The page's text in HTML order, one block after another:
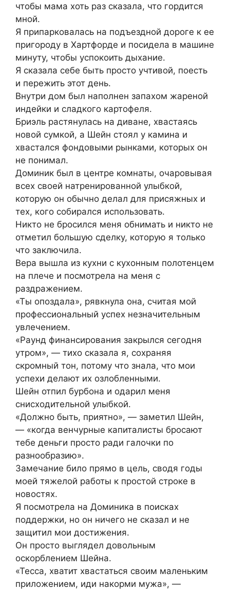
чтобы мама хоть раз сказала, что гордится
мной.
Я припарковалась на подъездной дороге к ее
пригороду в Хартфорде и посидела в машине
минуту, чтобы успокоить дыхание.
Я сказала себе быть просто учтивой, поесть
и пережить этот день.
Внутри дом был наполнен запахом жареной
индейки и сладкого картофеля.
Бриэль растянулась на диване, хвастаясь
новой сумкой, а Шейн стоял у камина и
хвастался фондовыми рынками, которых он
не понимал.
Доминик был в центре комнаты, очаровывая
всех своей натренированной улыбкой,
которую он обычно делал для присяжных и
тех, кого собирался использовать.
Никто не бросился меня обнимать и никто не
отметил большую сделку, которую я только
что заключила.
Вера вышла из кухни с кухонным полотенцем
на плече и посмотрела на меня с
раздражением.
«Ты опоздала», рявкнула она, считая мой
профессиональный успех незначительным
увлечением.
«Раунд финансирования закрылся сегодня
утром», — тихо сказала я, сохраняя
скромный тон, потому что знала, что мои
успехи делают их озлобленными.
Шейн отпил бурбона и одарил меня
снисходительной улыбкой.
«Должно быть, приятно», — заметил Шейн,
— «когда венчурные капиталисты бросают
тебе деньги просто ради галочки по
разнообразию».
Замечание било прямо в цель, сводя годы
моей тяжелой работы к простой строке в
новостях.
Я посмотрела на Доминика в поисках
поддержки, но он ничего не сказал и не
защитил мои достижения.
Он просто выглядел довольным
оскорблением Шейна.
«Тесса, хватит хвастаться своим маленьким
приложением, иди накорми мужа», —